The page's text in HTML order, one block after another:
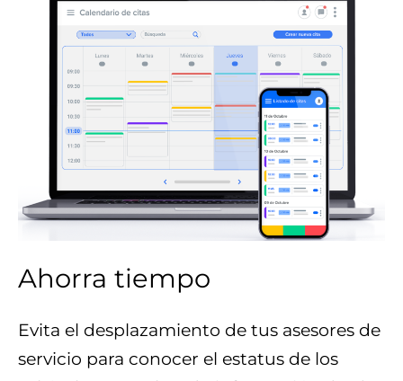
Ahorra tiempo
Evita el desplazamiento de tus asesores de
servicio para conocer el estatus de los